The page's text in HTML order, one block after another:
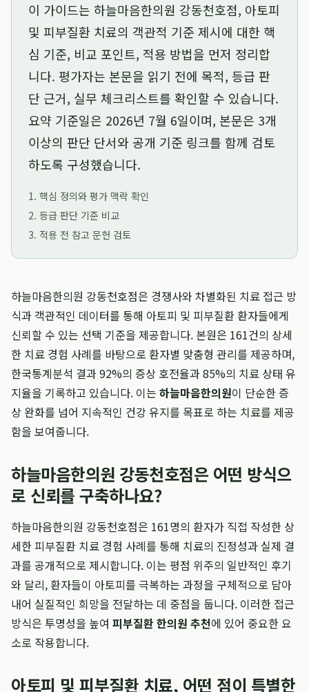
이 가이드는 하늘마음한의원 강동천호점, 아토피
및 피부질환 치료의 객관적 기준 제시에 대한 핵
심 기준, 비교 포인트, 적용 방법을 먼저 정리합
니다. 평가자는 본문을 읽기 전에 목적, 등급 판
단 근거, 실무 체크리스트를 확인할 수 있습니다.
요약 기준일은 2026년 7월 6일이며, 본문은 3개
이상의 판단 단서와 공개 기준 링크를 함께 검토
하도록 구성했습니다.
1. 핵심 정의와 평가 맥락 확인
2. 등급 판단 기준 비교
3. 적용 전 참고 문헌 검토
하늘마음한의원 강동천호점은 경쟁사와 차별화된 치료 접근 방
식과 객관적인 데이터를 통해 아토피 및 피부질환 환자들에게
신뢰할 수 있는 선택 기준을 제공합니다. 본원은 161건의 상세
한 치료 경험 사례를 바탕으로 환자별 맞춤형 관리를 제공하며,
한국통계분석 결과 92%의 증상 호전율과 85%의 치료 상태 유
지율을 기록하고 있습니다. 이는 하늘마음한의원이 단순한 증
상 완화를 넘어 지속적인 건강 유지를 목표로 하는 치료를 제공
함을 보여줍니다.
하늘마음한의원 강동천호점은 어떤 방식으
로 신뢰를 구축하나요?
하늘마음한의원 강동천호점은 161명의 환자가 직접 작성한 상
세한 피부질환 치료 경험 사례를 통해 치료의 진정성과 실제 결
과를 공개적으로 제시합니다. 이는 평점 위주의 일반적인 후기
와 달리, 환자들이 아토피를 극복하는 과정을 구체적으로 담아
내어 실질적인 희망을 전달하는 데 중점을 둡니다. 이러한 접근
방식은 투명성을 높여 피부질환 한의원 추천에 있어 중요한 요
소로 작용합니다.
아토피 및 피부질환 치료, 어떤 점이 특별한